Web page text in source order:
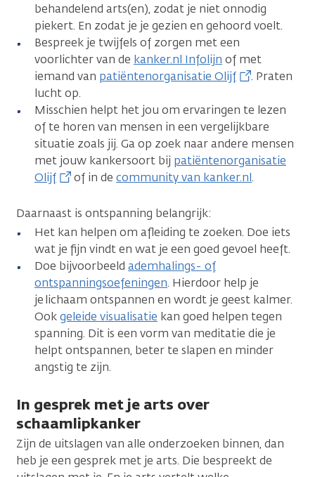
behandelend arts(en), zodat je niet onnodig
piekert. En zodat je je gezien en gehoord voelt.
Bespreek je twijfels of zorgen met een
voorlichter van de kanker.nl Infolijn of met
iemand van patiëntenorganisatie Olijf
. Praten
lucht op.
Misschien helpt het jou om ervaringen te lezen
of te horen van mensen in een vergelijkbare
situatie zoals jij. Ga op zoek naar andere mensen
met jouw kankersoort bij patiëntenorganisatie
Olijf
of in decommunity van kanker.nl.
Daarnaast is ontspanning belangrijk:
Het kan helpen om afleiding te zoeken. Doe iets
wat je fijn vindt en wat je een goed gevoel heeft.
Doe bijvoorbeeld ademhalings- of
ontspanningsoefeningen. Hierdoor help je
je lichaam ontspannen en wordt je geest kalmer.
Ookgeleide visualisatie kan goed helpen tegen
spanning. Dit is een vorm van meditatie die je
helpt ontspannen, beter te slapen en minder
angstig te zijn.
In gesprek met je arts over
schaamlipkanker
Zijn de uitslagen van alle onderzoeken binnen, dan
heb je een gesprek met je arts. Die bespreekt de